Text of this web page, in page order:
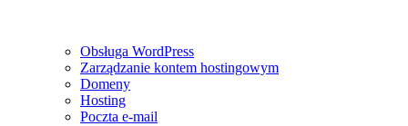
Obsługa WordPress
Zarządzanie kontem hostingowym
Domeny
Hosting
Poczta e-mail